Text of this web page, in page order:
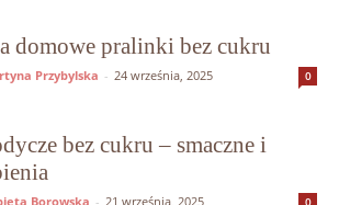
domowe pralinki bez cukru
Przybylska - 24 września, 2025 0
bez cukru – smaczne i
Borowska - 21 września, 2025 0